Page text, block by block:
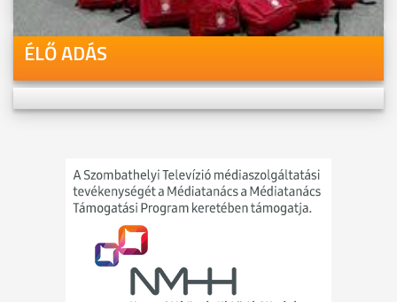
ÉLŐ ADÁS